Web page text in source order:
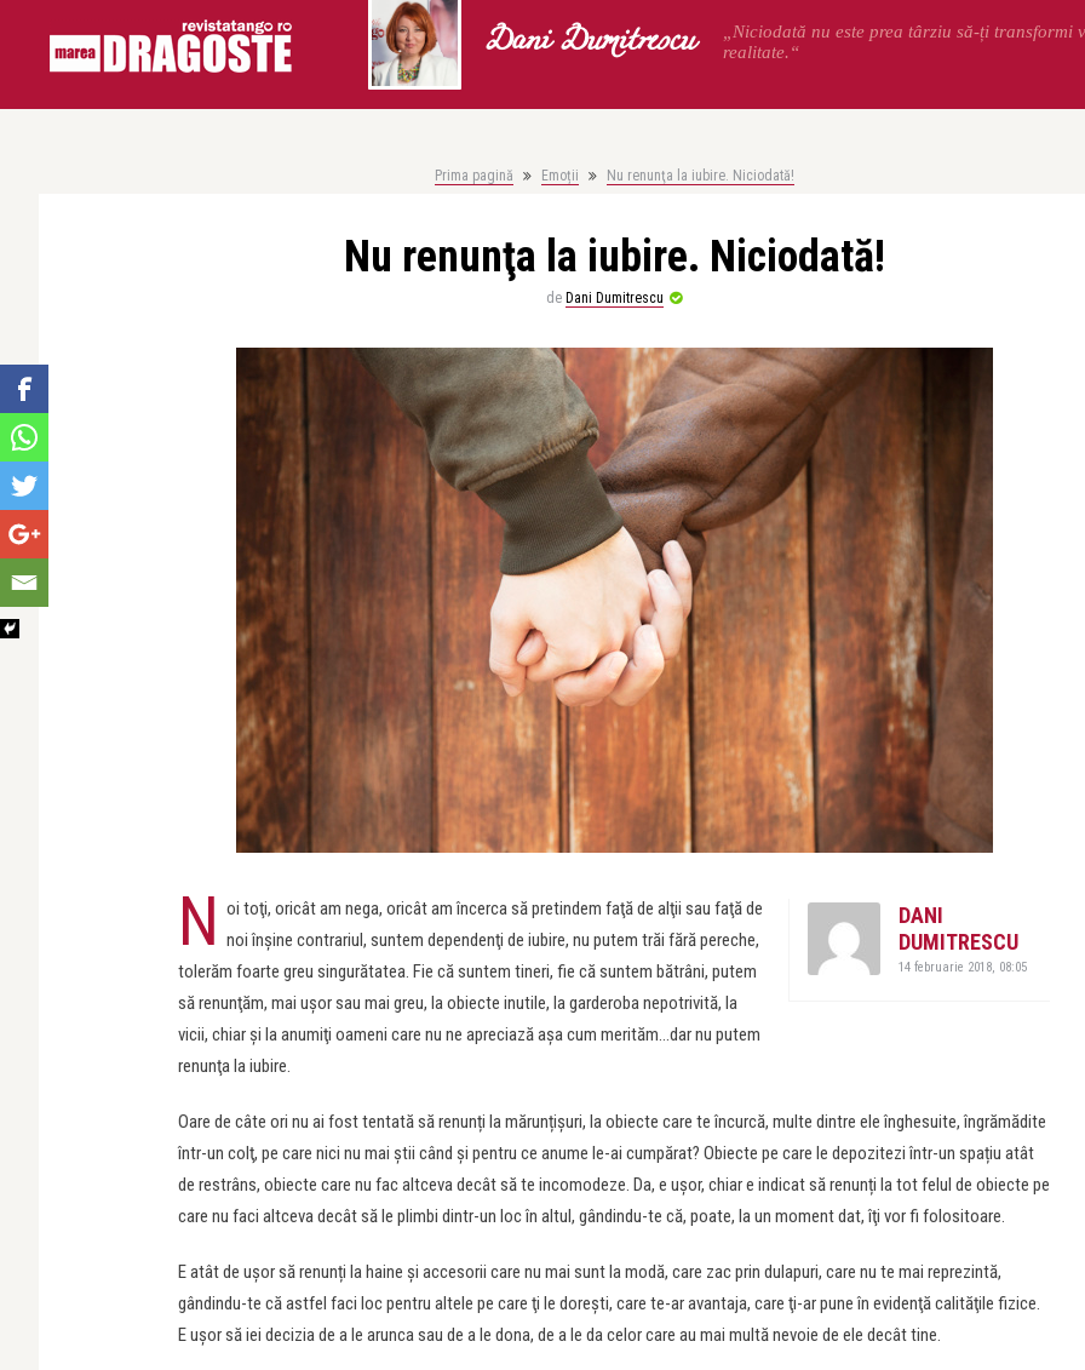
Dani Dumitrescu
„Niciodată nu este prea târziu să-ți transformi
realitate.“
Prima pagină Emoții Nu renunţa la iubire. Niciodată!
Nu renunţa la iubire. Niciodată!
de Dani Dumitrescu
DANI
DUMITRESCU
14 februarie 2018, 08:05
N oi toţi, oricât am nega, oricât am încerca să pretindem faţă de alţii sau faţă de
noi înşine contrariul, suntem dependenţi de iubire, nu putem trăi fără pereche,
tolerăm foarte greu singurătatea. Fie că suntem tineri, fie că suntem bătrâni, putem
să renunţăm, mai uşor sau mai greu, la obiecte inutile, la garderoba nepotrivită, la
vicii, chiar şi la anumiţi oameni care nu ne apreciază aşa cum merităm…dar nu putem
renunţa la iubire.
Oare de câte ori nu ai fost tentată să renunți la mărunțișuri, la obiecte care te încurcă, multe dintre ele înghesuite, îngrămădite
într-un colţ, pe care nici nu mai știi când și pentru ce anume le-ai cumpărat? Obiecte pe care le depozitezi într-un spațiu atât
de restrâns, obiecte care nu fac altceva decât să te incomodeze. Da, e ușor, chiar e indicat să renunți la tot felul de obiecte pe
care nu faci altceva decât să le plimbi dintr-un loc în altul, gândindu-te că, poate, la un moment dat, îţi vor fi folositoare.
E atât de ușor să renunți la haine și accesorii care nu mai sunt la modă, care zac prin dulapuri, care nu te mai reprezintă,
gândindu-te că astfel faci loc pentru altele pe care ţi le doreşti, care te-ar avantaja, care ţi-ar pune în evidenţă calităţile fizice.
E uşor să iei decizia de a le arunca sau de a le dona, de a le da celor care au mai multă nevoie de ele decât tine.